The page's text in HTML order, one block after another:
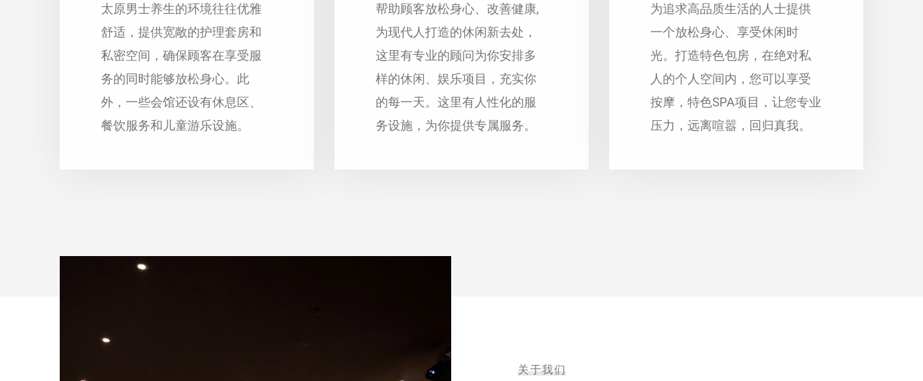
太原男士养生的环境往往优雅
舒适，提供宽敞的护理套房和
私密空间，确保顾客在享受服
务的同时能够放松身心。此
外，一些会馆还设有休息区、
餐饮服务和儿童游乐设施。
帮助顾客放松身心、改善健康,
为现代人打造的休闲新去处，
这里有专业的顾问为你安排多
样的休闲、娱乐项目，充实你
的每一天。这里有人性化的服
务设施，为你提供专属服务。
为追求高品质生活的人士提供
一个放松身心、享受休闲时
光。打造特色包房，在绝对私
人的个人空间内，您可以享受
按摩，特色SPA项目，让您专业
压力，远离喧嚣，回归真我。
关于我们